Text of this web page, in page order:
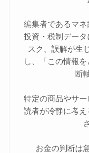
編集者であるマネ
投資・税制デー
スク、誤解が生
し、「この情報
断
特定の商品やサー
読者が冷静に考
お金の判断は